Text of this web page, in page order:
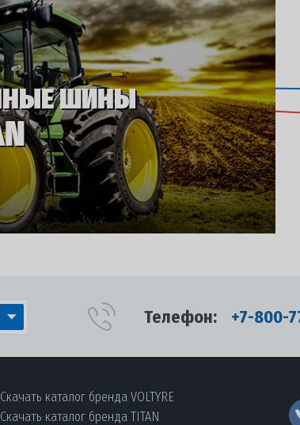
Телефон: +7-800-
Скачать каталог бренда VOLTYRE
Скачать каталог бренда TITAN